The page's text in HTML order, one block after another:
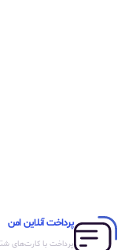
پرداخت آنلاین امن
پرداخت با کارت‌های